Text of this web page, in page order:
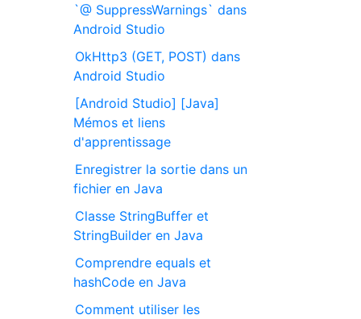
`@ SuppressWarnings` dans
Android Studio
OkHttp3 (GET, POST) dans
Android Studio
[Android Studio] [Java]
Mémos et liens
d'apprentissage
Enregistrer la sortie dans un
fichier en Java
Classe StringBuffer et
StringBuilder en Java
Comprendre equals et
hashCode en Java
Comment utiliser les